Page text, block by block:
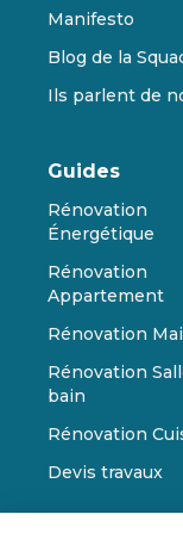
Manifesto
Blog de la
Ils parlent de
Guides
Rénovation
Énergétique
Rénovation
Appartement
Rénovation
Rénovation
bain
Rénovation
Devis travaux